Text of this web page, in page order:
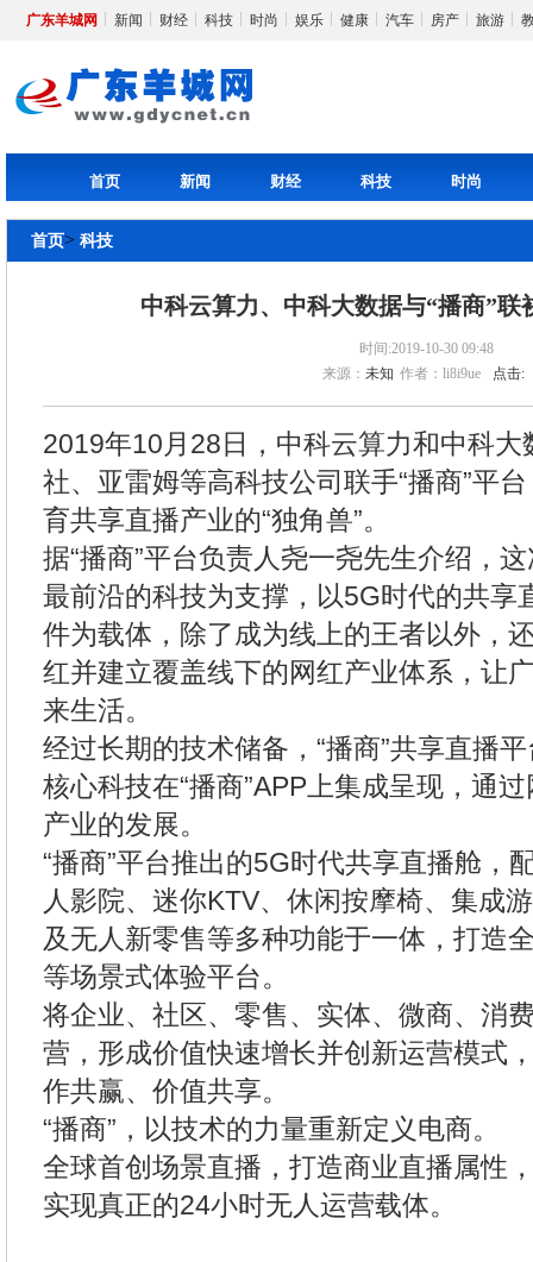
广东羊城网 新闻 财经 科技 时尚 娱乐 健康 汽车 房产 旅游
首页 新闻 财经 科技 时尚
首页> 科技
中科云算力、中科大数据与“播商”联
时间:2019-10-30 09:48
来源： 未知 作者：li8i9ue 点击:
2019年10月28日，中科云算力和中科
社、亚雷姆等高科技公司联手“播商”平
育共享直播产业的“独角兽”。
据“播商”平台负责人尧一尧先生介绍，
最前沿的科技为支撑，以5G时代的共享
件为载体，除了成为线上的王者以外，
红并建立覆盖线下的网红产业体系，让
来生活。
经过长期的技术储备，“播商”共享直播
核心科技在“播商”APP上集成呈现，通
产业的发展。
“播商”平台推出的5G时代共享直播舱，
人影院、迷你KTV、休闲按摩椅、集成
及无人新零售等多种功能于一体，打造
等场景式体验平台。
将企业、社区、零售、实体、微商、消
营，形成价值快速增长并创新运营模式
作共赢、价值共享。
“播商”，以技术的力量重新定义电商。
全球首创场景直播，打造商业直播属性
实现真正的24小时无人运营载体。